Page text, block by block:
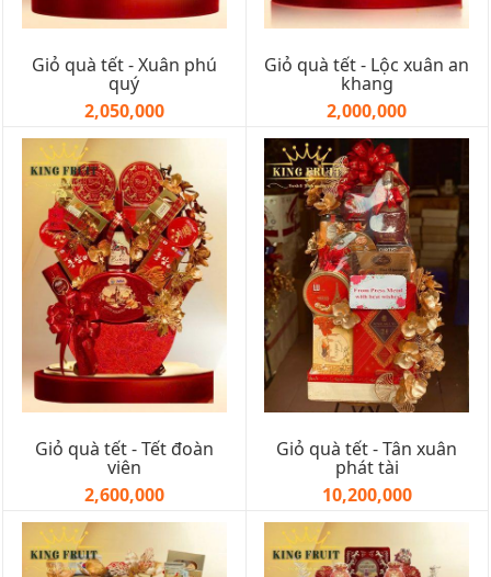
Giỏ quà tết - Xuân phú
quý
2,050,000
Giỏ quà tết - Lộc xuân an
khang
2,000,000
Giỏ quà tết - Tết đoàn
viên
2,600,000
Giỏ quà tết - Tân xuân
phát tài
10,200,000